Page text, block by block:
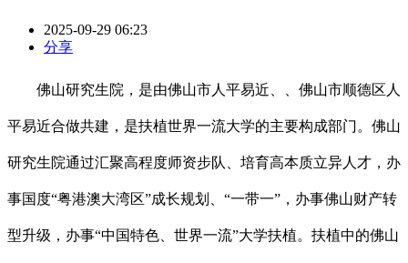
2025-09-29 06:23
分享
佛山研究生院，是由佛山市人平易近、、佛山市顺德区人
平易近合做共建，是扶植世界一流大学的主要构成部门。佛山
研究生院通过汇聚高程度师资步队、培育高本质立异人才，办
事国度“粤港澳大湾区”成长规划、“一带一”，办事佛山财产转
型升级，办事“中国特色、世界一流”大学扶植。扶植中的佛山